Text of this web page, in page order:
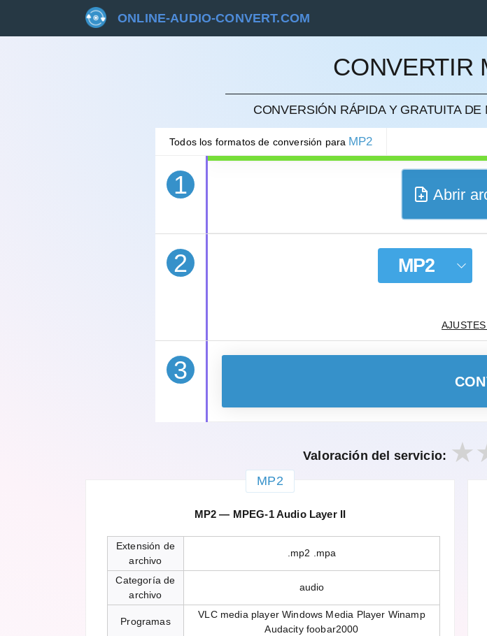
ONLINE-AUDIO-CONVERT.COM
CONVERTIR
CONVERSIÓN RÁPIDA Y GRATUITA
Todos los formatos de conversión para MP2
1
CANCELAR
Abrir
2 MP2
3
Valoración del servicio:
MP2
MP2 — MPEG-1 Audio Layer II
Extensión de
archivo
.mp2 .mpa
Categoría de
archivo
audio
Programas
VLC media player Windows Media Player Winamp
Audacity foobar2000